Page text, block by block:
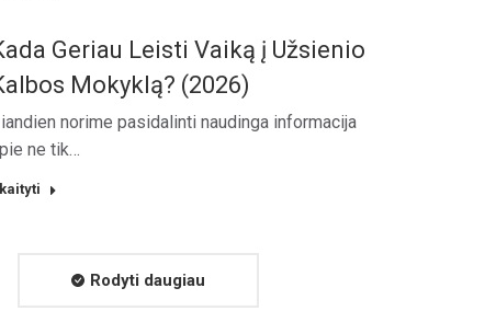
Geriau Leisti Vaiką į Užsienio
Mokyklą? (2026)
norime pasidalinti naudinga informacija
ne tik…
Rodyti daugiau